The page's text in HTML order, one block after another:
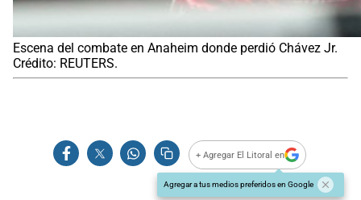
Escena del combate en Anaheim donde perdió Chávez Jr.
Crédito: REUTERS.
+ Agregar El Litoral en
Agregar a tus medios preferidos en Google